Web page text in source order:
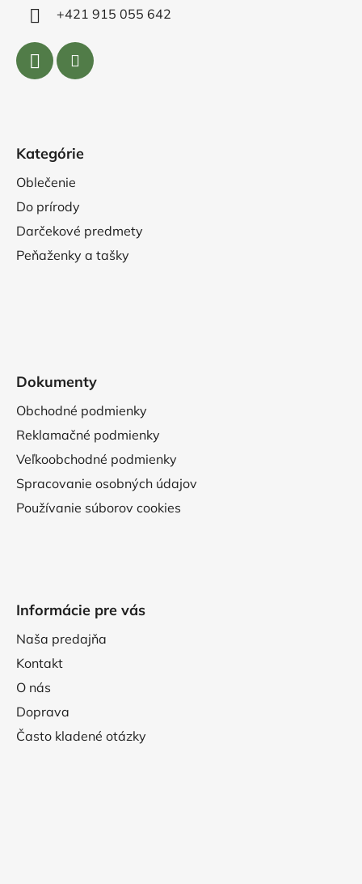
+421 915 055 642
Kategórie
Oblečenie
Do prírody
Darčekové predmety
Peňaženky a tašky
Dokumenty
Obchodné podmienky
Reklamačné podmienky
Veľkoobchodné podmienky
Spracovanie osobných údajov
Používanie súborov cookies
Informácie pre vás
Naša predajňa
Kontakt
O nás
Doprava
Často kladené otázky